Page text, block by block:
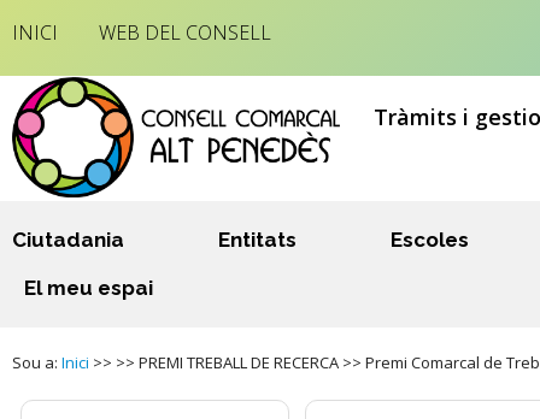
INICI WEB DEL CONSELL
Tràmits i
Ciutadania Entitats
Escoles
El meu espai
Sou a: Inici >> >> PREMI TREBALL DE RECERCA >> Premi Comarcal de